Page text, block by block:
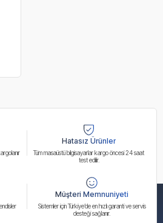
Hatasız Ürünler
Tüm masaüstü bilgisayarlar kargo öncesi 24 saat
test edilir.
Müşteri Memnuniyeti
Sistemler için Türkiye’de en hızlı garanti ve servis
desteği sağlanır.